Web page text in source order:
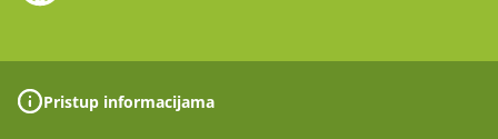
Pristup informacijama